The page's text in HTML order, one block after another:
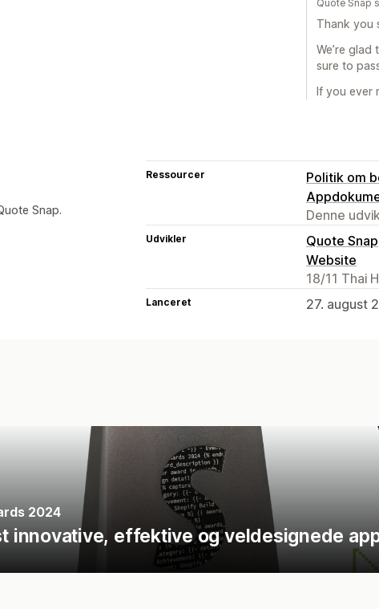
Quote Snap
Thank you
We’re
sure to
If you ever
Snap.
Ressourcer
Politik om
Denne
Udvikler
Quote Snap
Website
18/11 Thai
Lanceret 27. august
2024
innovative, effektive og veldesignede